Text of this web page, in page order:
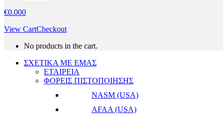
€0.000
View CartCheckout
No products in the cart.
ΣΧΕΤΙΚΑ ΜΕ ΕΜΑΣ
ΕΤΑΙΡΕΙΑ
ΦΟΡΕΙΣ ΠΙΣΤΟΠΟΙΗΣΗΣ
NASM (USA)
AFAA (USA)